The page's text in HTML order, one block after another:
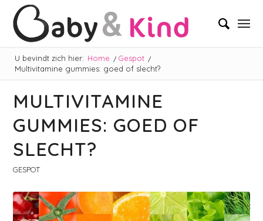
U bevindt zich hier: Home / Gespot /
Multivitamine gummies: goed of slecht?
MULTIVITAMINE
GUMMIES: GOED OF
SLECHT?
GESPOT